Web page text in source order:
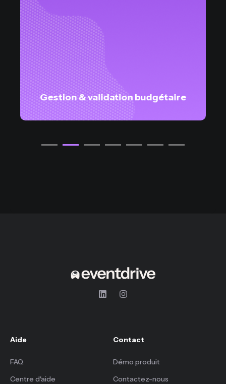
Gestion & validation budgétaire
Aide
FAQ
Centre d'aide
Contact
Démo produit
Contactez-nous